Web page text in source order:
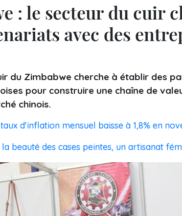
: le secteur du cuir
avec des
du Zimbabwe cherche à établir des
pour construire une chaîne de
chinois.
d'inflation mensuel baisse à 1,8% en
beauté des cases peintes, un artisanat